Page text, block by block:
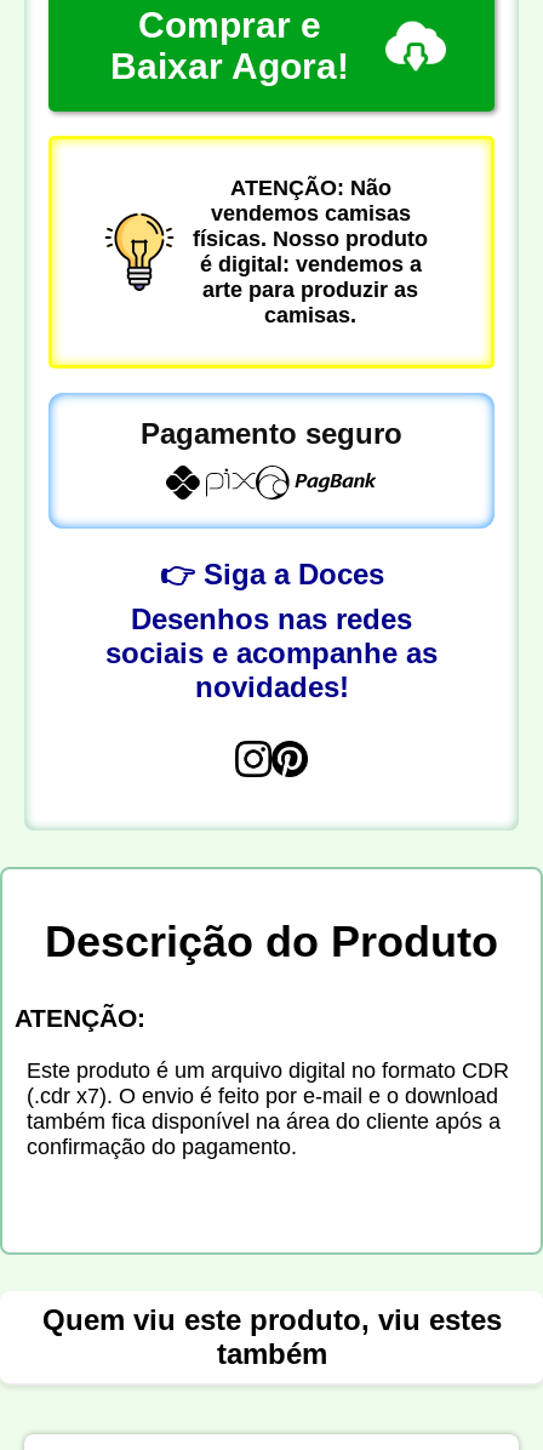
Comprar e
Baixar Agora!
ATENÇÃO: Não
vendemos camisas
físicas. Nosso produto
é digital: vendemos a
arte para produzir as
camisas.
Pagamento seguro
👉 Siga a Doces
Desenhos nas redes
sociais e acompanhe as
novidades!
Descrição do Produto
ATENÇÃO:
Este produto é um arquivo digital no formato CDR
(.cdr x7). O envio é feito por e-mail e o download
também fica disponível na área do cliente após a
confirmação do pagamento.
Quem viu este produto, viu estes
também